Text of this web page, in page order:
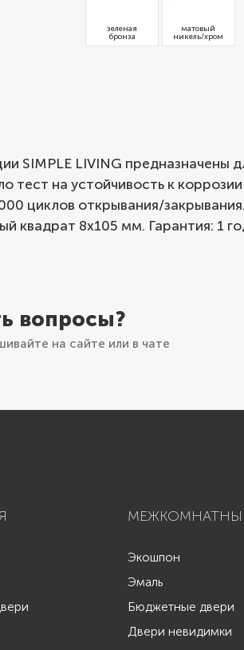
зеленая
бронза
матовый
никель/хром
SIMPLE LIVING предназначены
тест на устойчивость к
циклов открывания/
квадрат 8x105 мм. Гарантия: 1
вопросы?
на сайте или в чате
Экошпон
Эмаль
Бюджетные двери
Двери невидимки